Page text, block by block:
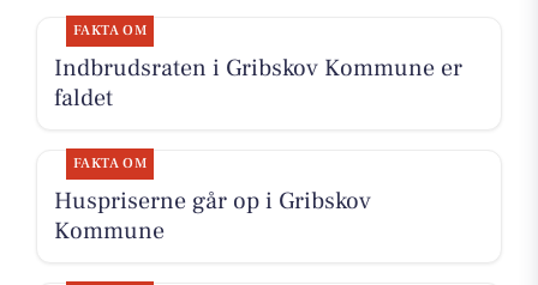
FAKTA OM
Indbrudsraten i Gribskov Kommune er
faldet
FAKTA OM
Huspriserne går op i Gribskov
Kommune